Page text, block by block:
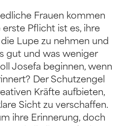
Frauen kommen
Pflicht ist es, ihre
Lupe zu nehmen und
gut und was weniger
Josefa beginnen, wenn
Der Schutzengel
Kräfte aufbieten,
Sicht zu verschaffen.
ihre Erinnerung, doch